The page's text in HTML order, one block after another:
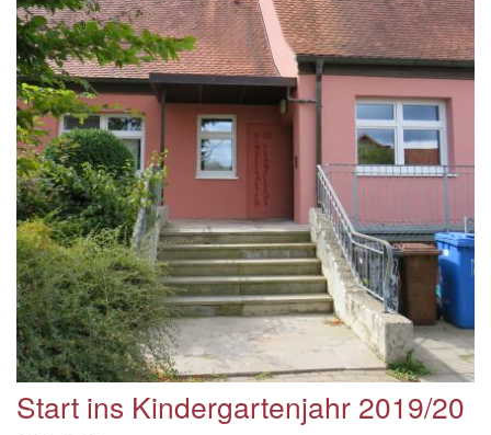
Start ins Kindergartenjahr 2019/20